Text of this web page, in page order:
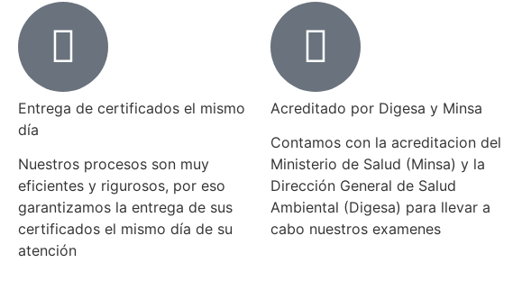
Entrega de certificados el mismo
día
Nuestros procesos son muy
eficientes y rigurosos, por eso
garantizamos la entrega de sus
certificados el mismo día de su
atención
Acreditado por Digesa y Minsa​
Contamos con la acreditacion del
Ministerio de Salud (Minsa) y la
Dirección General de Salud
Ambiental (Digesa) para llevar a
cabo nuestros examenes